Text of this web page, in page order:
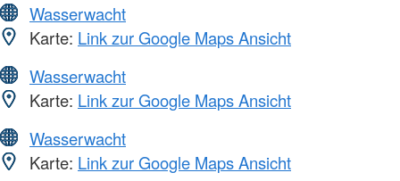
Wasserwacht
Karte: Link zur Google Maps Ansicht
Wasserwacht
Karte: Link zur Google Maps Ansicht
Wasserwacht
Karte: Link zur Google Maps Ansicht